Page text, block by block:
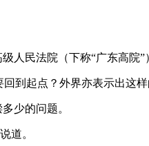
人民法院（下称“广东高院”
到起点？外界亦表示出这
少的问题。
道。